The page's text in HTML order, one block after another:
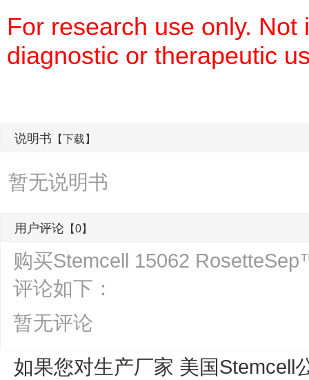
For research use only.
diagnostic or therapeutic
说明书 【下载】
暂无说明书
用户评论 【0】
购买Stemcell 15062
评论如下：
暂无评论
如果您对生产厂家 美国Stemcell